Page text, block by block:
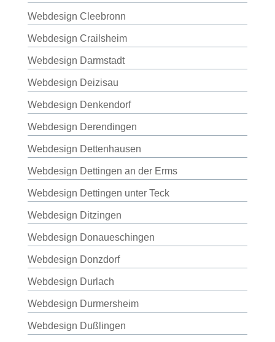
Webdesign Cleebronn
Webdesign Crailsheim
Webdesign Darmstadt
Webdesign Deizisau
Webdesign Denkendorf
Webdesign Derendingen
Webdesign Dettenhausen
Webdesign Dettingen an der Erms
Webdesign Dettingen unter Teck
Webdesign Ditzingen
Webdesign Donaueschingen
Webdesign Donzdorf
Webdesign Durlach
Webdesign Durmersheim
Webdesign Dußlingen